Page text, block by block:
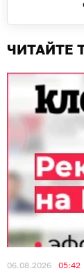
ЧИТАЙТЕ
06.08.2026 05:42